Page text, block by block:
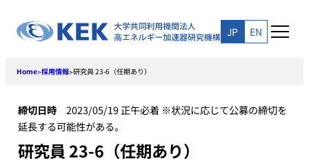
content
JP EN
Home>採用情報>研究員 23-6（任期あり）
締切日時 2023/05/19 正午必着 ※状況に応じて公募の締切を
延長する可能性がある。
研究員 23-6（任期あり）